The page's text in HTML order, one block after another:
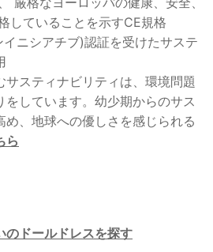
していることを示すCE規格
イニシアチブ)認証を受けたサステ
サスティナビリティは、環境問題
しています。幼少期からのサス
め、地球への優しさを感じられる
ら
のドールドレスを探す